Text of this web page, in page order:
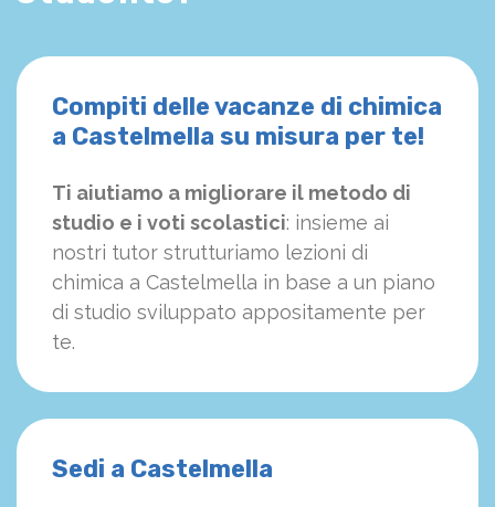
Compiti delle vacanze di chimica
a Castelmella su misura per te!
Ti aiutiamo a migliorare il metodo di
studio e i voti scolastici: insieme ai
nostri tutor strutturiamo lezioni di
chimica a Castelmella in base a un piano
di studio sviluppato appositamente per
te.
Sedi a Castelmella